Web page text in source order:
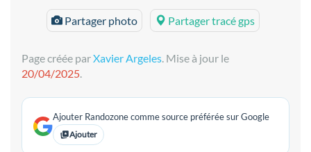
Partager photo Partager tracé gps
Page créée parXavier Argeles. Mise à jour le
20/04/2025.
Ajouter Randozone comme source préférée sur Google
Ajouter